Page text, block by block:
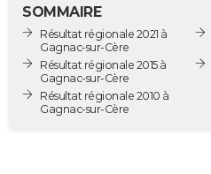
Destinations
City break
Voyage nature
Voyage de noces
Forum
Climat
GUIDES D'ACHAT
BONS PLANS
SOMMAIRE
Résultat régionale 2021 à
Gagnac-sur-Cère
Résultat régionale 2015 à
Gagnac-sur-Cère
Résultat régionale 2010 à
Gagnac-sur-Cère